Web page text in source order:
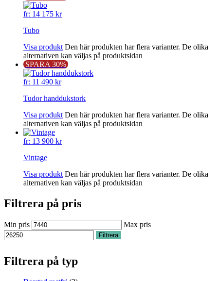
fr: 14 175 kr
Tubo
Visa produkt Den här produkten har flera varianter. De olika
alternativen kan väljas på produktsidan
SPARA 30%
fr: 11 490 kr
Tudor handdukstork
Visa produkt Den här produkten har flera varianter. De olika
alternativen kan väljas på produktsidan
fr: 13 900 kr
Vintage
Visa produkt Den här produkten har flera varianter. De olika
alternativen kan väljas på produktsidan
Filtrera på pris
Min pris Max pris
Filtrera
Filtrera på typ